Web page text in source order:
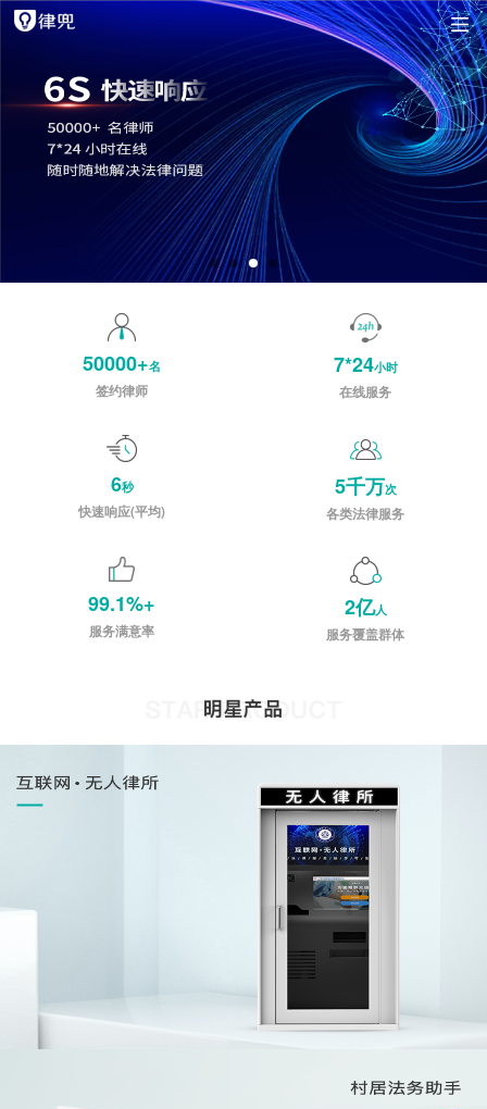
50000+名
签约律师
7*24小时
在线服务
6秒
快速响应(平均)
5千万次
各类法律服务
99.1%+
服务满意率
2亿人
服务覆盖群体